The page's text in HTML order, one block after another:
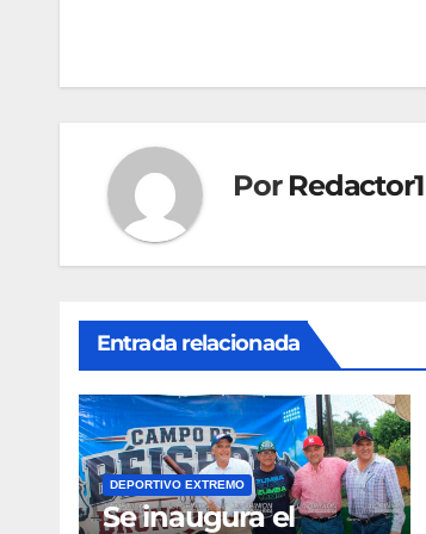
entradas
Por Redactor1
Entrada relacionada
DEPORTIVO EXTREMO
Se inaugura el